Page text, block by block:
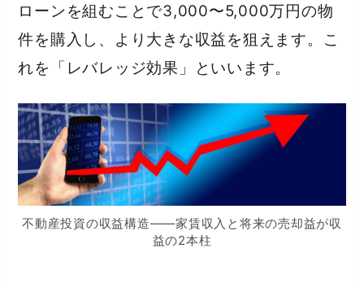
ローンを組むことで3,000〜5,000万円の物
件を購入し、より大きな収益を狙えます。こ
れを「レバレッジ効果」といいます。
不動産投資の収益構造——家賃収入と将来の売却益が収
益の2本柱